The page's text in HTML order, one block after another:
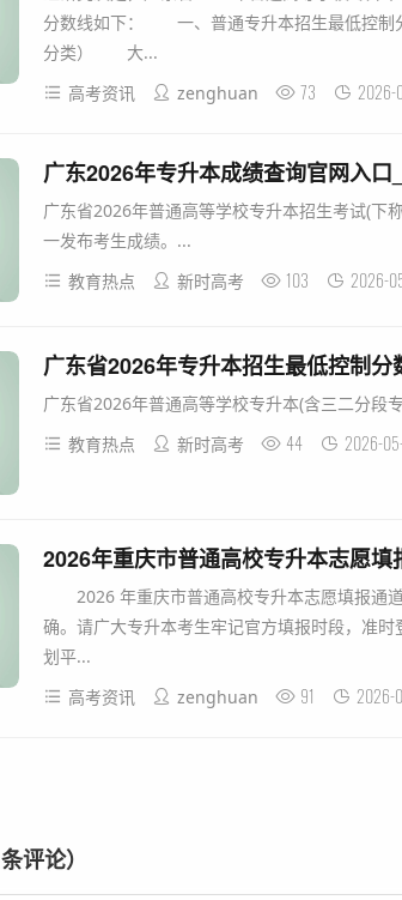
分数线如下： 一、普通专升本招生最低控
分类） 大...
高考资讯
zenghuan 73 2026-
广东2026年专升本成绩查询官网入
广东省2026年普通高等学校专升本招生考试(下
一发布考生成绩。...
教育热点
新时高考 103 2026-
广东省2026年专升本招生最低控制分
广东省2026年普通高等学校专升本(含三二分段
教育热点
新时高考 44 2026-
2026年重庆市普通高校专升本志愿填
2026 年重庆市普通高校专升本志愿填报通
确。请广大专升本考生牢记官方填报时段，准
划平...
高考资讯
zenghuan 91 2026-
条评论）